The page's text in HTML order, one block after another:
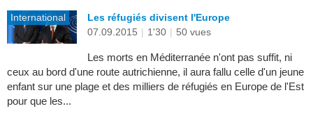
International
Les réfugiés divisent l'Europe
07.09.2015 | 1'30 | 50 vues
Les morts en Méditerranée n'ont pas suffit, ni
ceux au bord d'une route autrichienne, il aura fallu celle d'un jeune
enfant sur une plage et des milliers de réfugiés en Europe de l'Est
pour que les...